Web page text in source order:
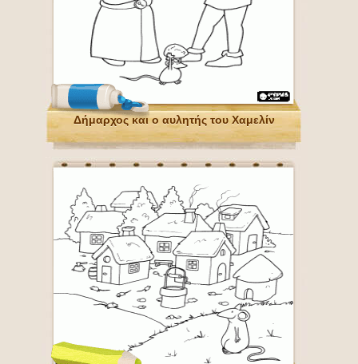
Δήμαρχος και ο αυλητής του Χαμελίν